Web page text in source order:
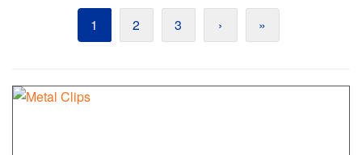
1 2 3 › »